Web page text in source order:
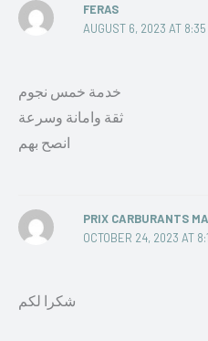
FERAS
AUGUST 6, 2023 AT 8:35
خدمة خمس نجوم
ثقة وامانة وسرعة
انصح بهم
PRIX CARBURANTS
OCTOBER 24, 2023 AT
شكرا لكم